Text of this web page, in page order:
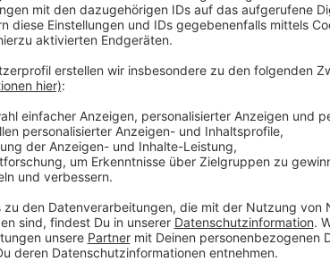
die Türkei, nach Spanien und
Autobahnen A1 und A3. Der ADAC
Freitagnachmittags. Bei der Autoreise
besonders viel Geld sparen: Der ADAC
Autobahnen knapp 40 Cent teurer ist
Tankfüllung in Leverkusen, bevor es
Anzeige
Mehr Meldungen aus Leverkusen
Anzeige